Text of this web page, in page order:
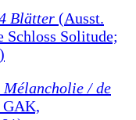
Blätter (Ausst.
Schloss Solitude;
/ de
GAK,